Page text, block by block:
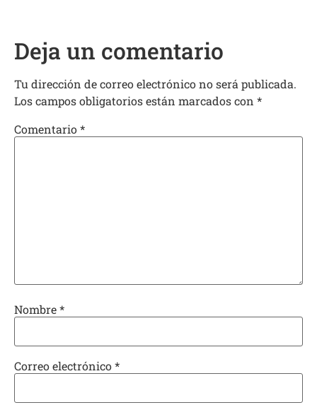
Deja un comentario
Tu dirección de correo electrónico no será publicada.
Los campos obligatorios están marcados con *
Comentario*
Nombre*
Correo electrónico*